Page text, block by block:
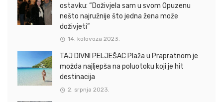
ostavku: “Doživjela sam u svom Opuzenu
nešto najružnije što jedna žena može
doživjeti”
14. kolovoza 2023.
TAJ DIVNI PELJEŠAC Plaža u Prapratnom je
možda najljepša na poluotoku koji je hit
destinacija
2. srpnja 2023.